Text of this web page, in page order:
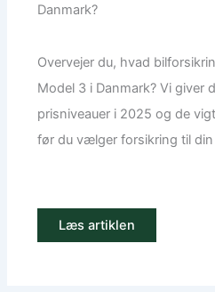
Danmark?
Overvejer du, hvad
Model 3 i Danmark? Vi giver
prisniveauer i 2025 og de
før du vælger forsikring til din
Læs artiklen